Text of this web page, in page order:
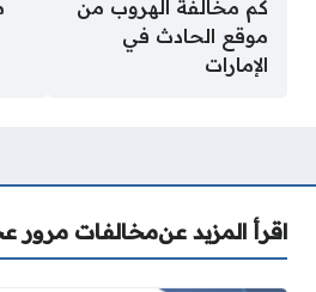
كم مخالفة الهروب من
موقع الحادث في
الإمارات
اقرأ المزيد عنمخالفات مرور